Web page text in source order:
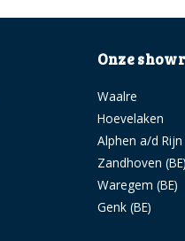
Onze
Waalre
Hoevelaken
Alphen a/d Rijn
Zandhoven (BE)
Waregem (BE)
Genk (BE)